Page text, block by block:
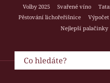
Volby 2025
Svařené víno
Pěstování lichořeřišnice
Nejlepší palačinky